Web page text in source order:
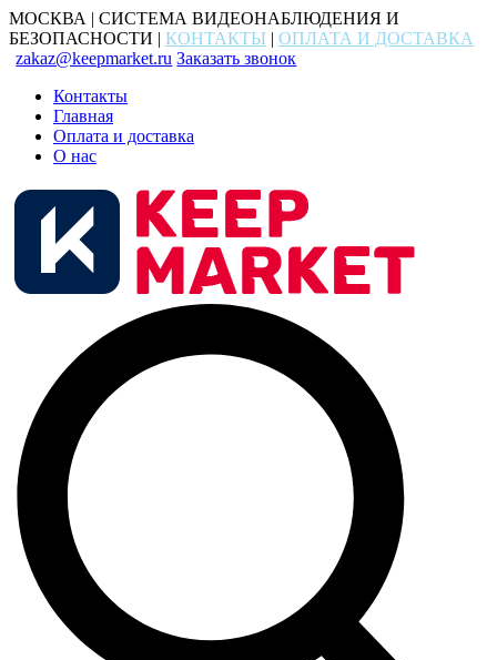
МОСКВА | СИСТЕМА ВИДЕОНАБЛЮДЕНИЯ И
БЕЗОПАСНОСТИ | КОНТАКТЫ | ОПЛАТА И ДОСТАВКА
zakaz@keepmarket.ru Заказать звонок
Контакты
Главная
Оплата и доставка
О нас